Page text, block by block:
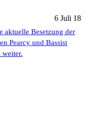
6 Juli 18
aktuelle Besetzung der
Pearcy und Bassist
weiter.